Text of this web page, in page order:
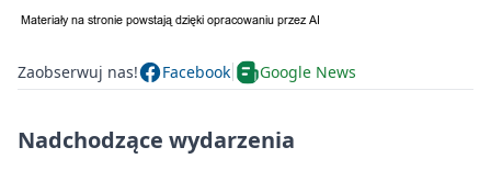
Zaobserwuj nas! Facebook Google News
Nadchodzące wydarzenia